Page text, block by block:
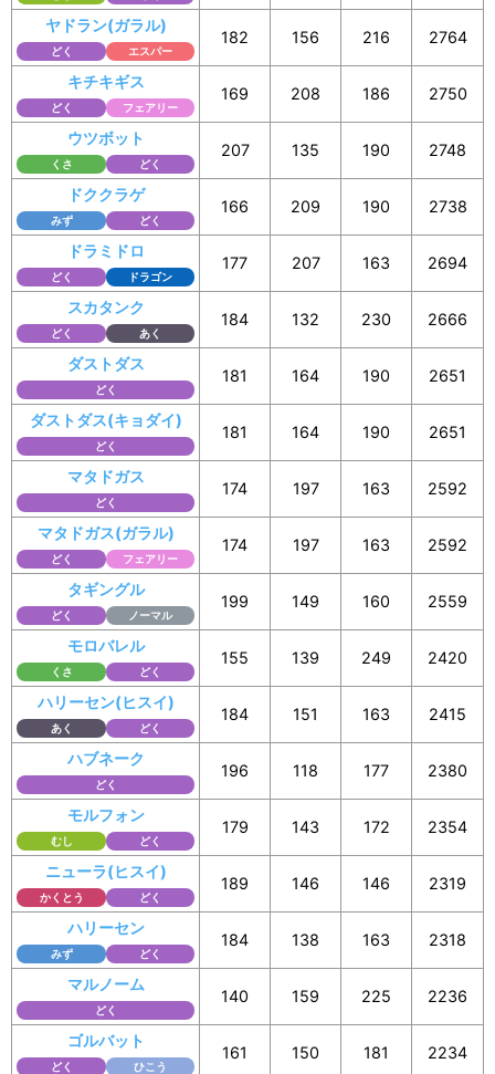
ヤドラン(ガラル)
どく エスパー
182 156 216 2764
キチキギス
どく フェアリー
169 208 186 2750
ウツボット
くさ どく
207 135 190 2748
ドククラゲ
みず どく
166 209 190 2738
ドラミドロ
どく ドラゴン
177 207 163 2694
スカタンク
どく あく
184 132 230 2666
ダストダス
どく
181 164 190 2651
ダストダス(キョダイ)
どく
181 164 190 2651
マタドガス
どく
174 197 163 2592
マタドガス(ガラル)
どく フェアリー
174 197 163 2592
タギングル
どく ノーマル
199 149 160 2559
モロバレル
くさ どく
155 139 249 2420
ハリーセン(ヒスイ)
あく どく
184 151 163 2415
ハブネーク
どく
196 118 177 2380
モルフォン
むし どく
179 143 172 2354
ニューラ(ヒスイ)
かくとう どく
189 146 146 2319
ハリーセン
みず どく
184 138 163 2318
マルノーム
どく
140 159 225 2236
ゴルバット
どく ひこう
161 150 181 2234